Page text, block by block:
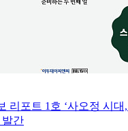
리포트 1호 ‘사오정 시대
발간